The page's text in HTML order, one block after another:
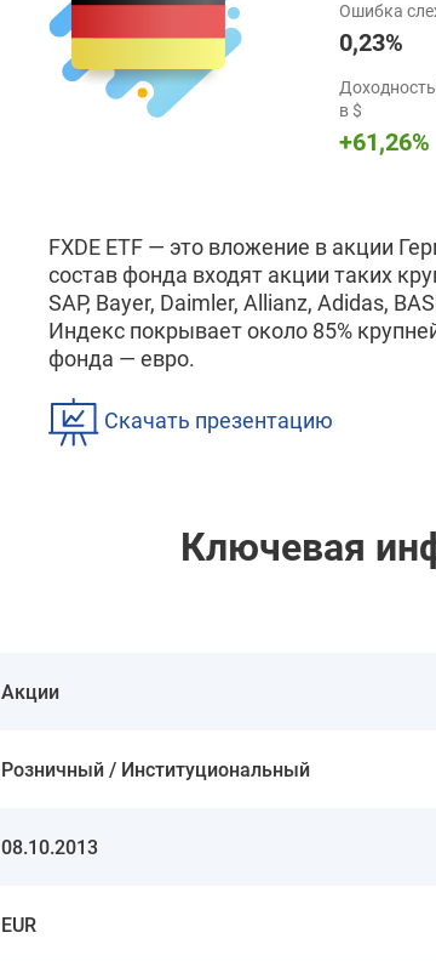
Ошибка
0,23%
Доходность
в $
+61,26%
FXDE ETF — это вложение в акции
состав фонда входят акции таких
SAP, Bayer, Daimler, Allianz, Adidas,
Индекс покрывает около 85%
фонда — евро.
Скачать презентацию
Ключевая
Акции
Розничный / Институциональный
08.10.2013
EUR